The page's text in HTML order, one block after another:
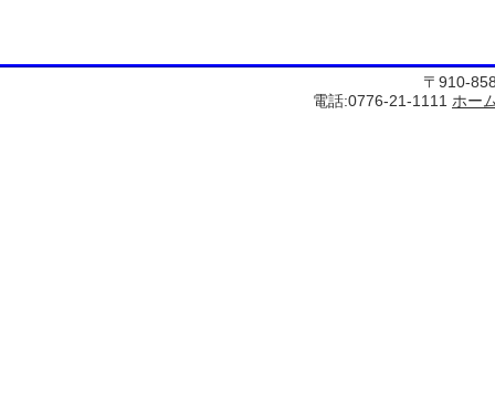
〒910-
電話:0776-21-1111 ホー